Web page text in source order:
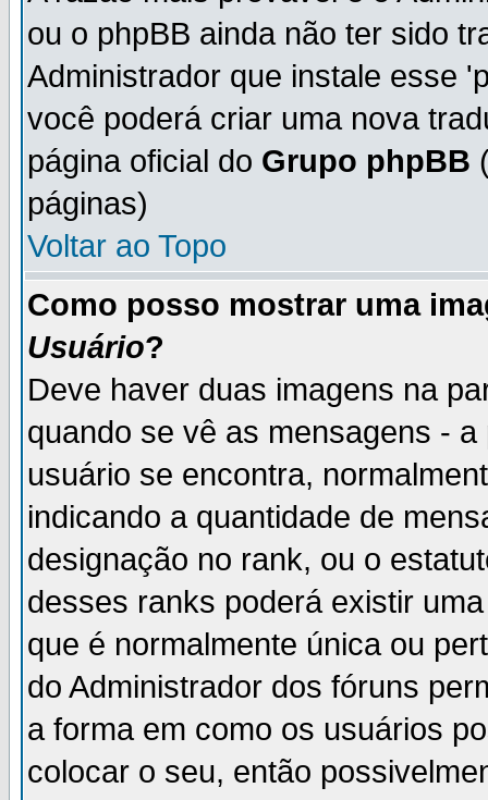
ou o phpBB ainda não ter sido
Administrador que instale esse
você poderá criar uma nova
página oficial do Grupo phpBB
páginas)
Voltar ao Topo
Como posso mostrar uma
Usuário?
Deve haver duas imagens na
quando se vê as mensagens -
usuário se encontra,
indicando a quantidade de
designação no rank, ou o
desses ranks poderá existir
que é normalmente única ou
do Administrador dos fóruns
a forma em como os usuários
colocar o seu, então